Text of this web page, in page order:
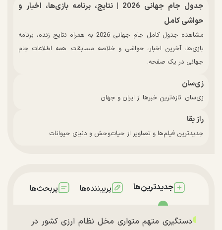
جدول جام جهانی 2026 | نتایج، برنامه بازی‌ها، اخبار و
حواشی کامل
مشاهده جدول کامل جام جهانی 2026 به همراه نتایج زنده، برنامه
بازی‌ها، آخرین اخبار، حواشی و خلاصه مسابقات. همه اطلاعات جام
جهانی در یک صفحه.
زی‌سان
زی‌سان: تازه‌ترین خبرها از ایران و جهان
راز بقا
جدیدترین فیلم‌ها و تصاویر از حیات‌وحش و دنیای حیوانات
جدیدترین‌ها پربیننده‌ها پربحث‌ها
دستگیری متهم متواری مخل نظام ارزی کشور در